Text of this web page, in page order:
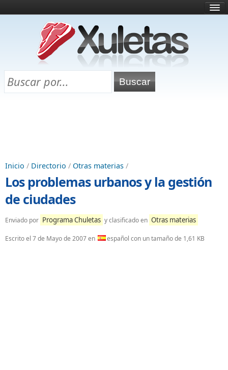
¿Qué es esto?
Directorio
Chuletas para exámenes
Inicio / Directorio / Otras materias /
Los problemas urbanos y la gestión
de ciudades
Enviado por Programa Chuletas y clasificado en Otras materias
Escrito el 7 de Mayo de 2007en español con un tamaño de 1,61 KB